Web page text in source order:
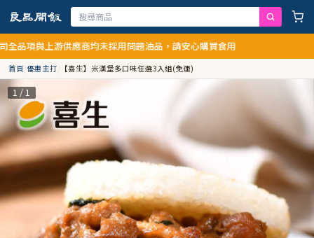
應商均未採用問題油品，請安心購買食用
首頁/優惠主打/ 【喜生】米漢堡多口味任選3入組(免運)
1 / 1